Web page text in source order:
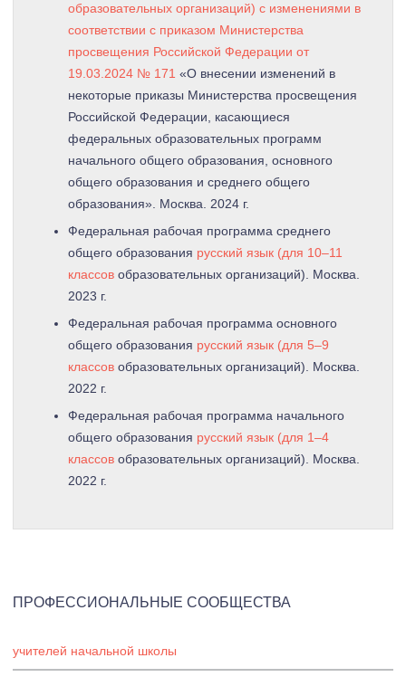
образовательных организаций) с изменениями в
соответствии с приказом Министерства
просвещения Российской Федерации от
19.03.2024 № 171 «О внесении изменений в
некоторые приказы Министерства просвещения
Российской Федерации, касающиеся
федеральных образовательных программ
начального общего образования, основного
общего образования и среднего общего
образования». Москва. 2024 г.
Федеральная рабочая программа среднего
общего образования русский язык (для 10–11
классов образовательных организаций). Москва.
2023 г.
Федеральная рабочая программа основного
общего образования русский язык (для 5–9
классов образовательных организаций). Москва.
2022 г.
Федеральная рабочая программа начального
общего образования русский язык (для 1–4
классов образовательных организаций). Москва.
2022 г.
ПРОФЕССИОНАЛЬНЫЕ СООБЩЕСТВА
учителей начальной школы